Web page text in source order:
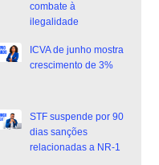
combate à
ilegalidade
ICVA de junho mostra
crescimento de 3%
STF suspende por 90
dias sanções
relacionadas a NR-1